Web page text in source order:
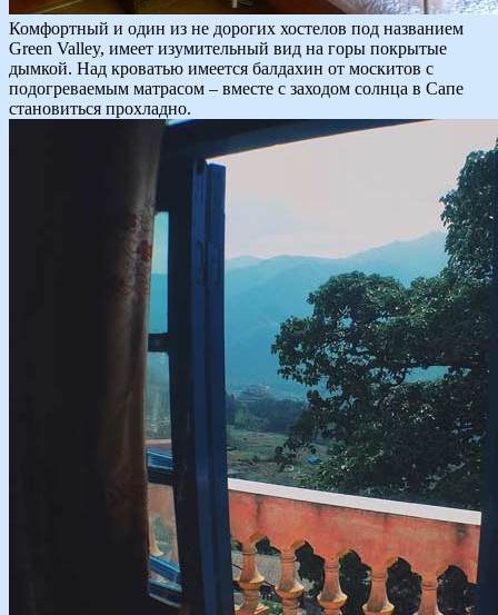
Комфортный и один из не дорогих хостелов под названием
Green Valley, имеет изумительный вид на горы покрытые
дымкой. Над кроватью имеется балдахин от москитов с
подогреваемым матрасом – вместе с заходом солнца в Сапе
становиться прохладно.